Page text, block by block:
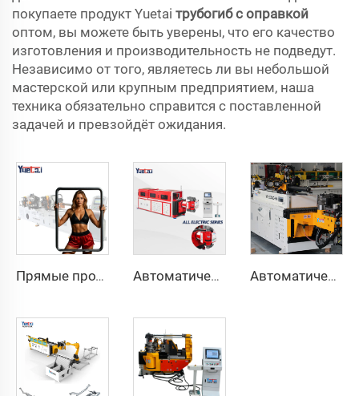
покупаете продукт Yuetai трубогиб с оправкой
оптом, вы можете быть уверены, что его качество
изготовления и производительность не подведут.
Независимо от того, являетесь ли вы небольшой
мастерской или крупным предприятием, наша
техника обязательно справится с поставленной
задачей и превзойдёт ожидания.
Прямые продажи с завода, двухголовочный автоматический гидравлический трубогибочный станок с ЧПУ, станок для гибки труб из углеродистой стали Автоматическая полностью электрическая ротационная двусторонняя гибочная машина серии CNC для металлических стальных труб, трубогибочные станки Автоматический двухрукавный трубогибочный станок CNC одновременная двухсторонняя система формовки труб для выхлопных систем и перил